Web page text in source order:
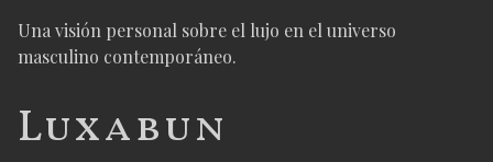
Una visión personal sobre el lujo en el universo
masculino contemporáneo.
Luxabun